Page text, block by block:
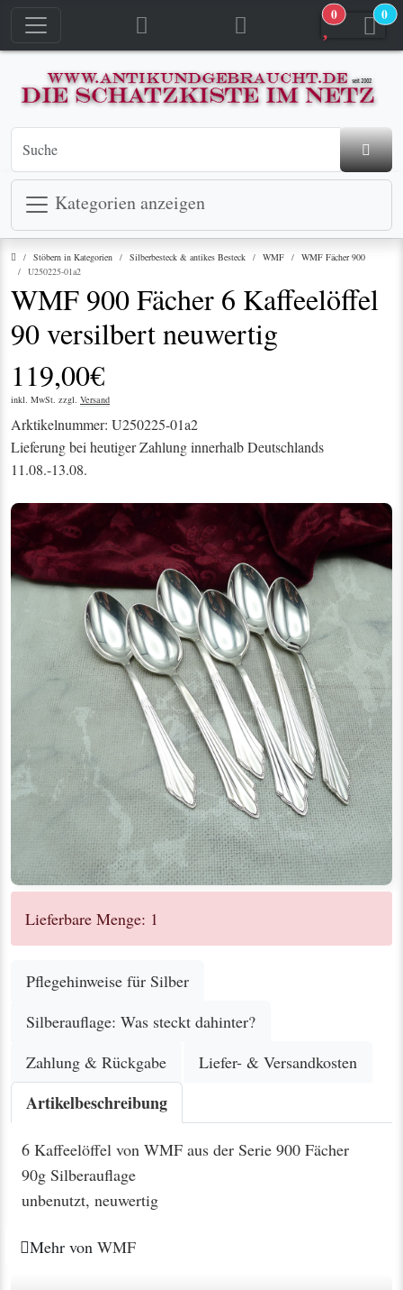
0 0
Kategorien anzeigen
StartseiteStöbern in Kategorien Silberbesteck & antikes Besteck WMF
WMF Fächer 900
U250225-01a2
WMF 900 Fächer 6 Kaffeelöffel
90 versilbert neuwertig
119,00€
inkl. MwSt. zzgl. Versand
Arktikelnummer: U250225-01a2
Lieferung bei heutiger Zahlung innerhalb Deutschlands
11.08.-13.08.
Lieferbare Menge: 1
Pflegehinweise für Silber
Silberauflage: Was steckt dahinter?
Zahlung & Rückgabe
Liefer- & Versandkosten
Artikelbeschreibung
6 Kaffeelöffel von WMF aus der Serie 900 Fächer
90g Silberauflage
unbenutzt, neuwertig
Mehr von WMF
jetzt in den Warenkorb
jetzt in den Warenkorb